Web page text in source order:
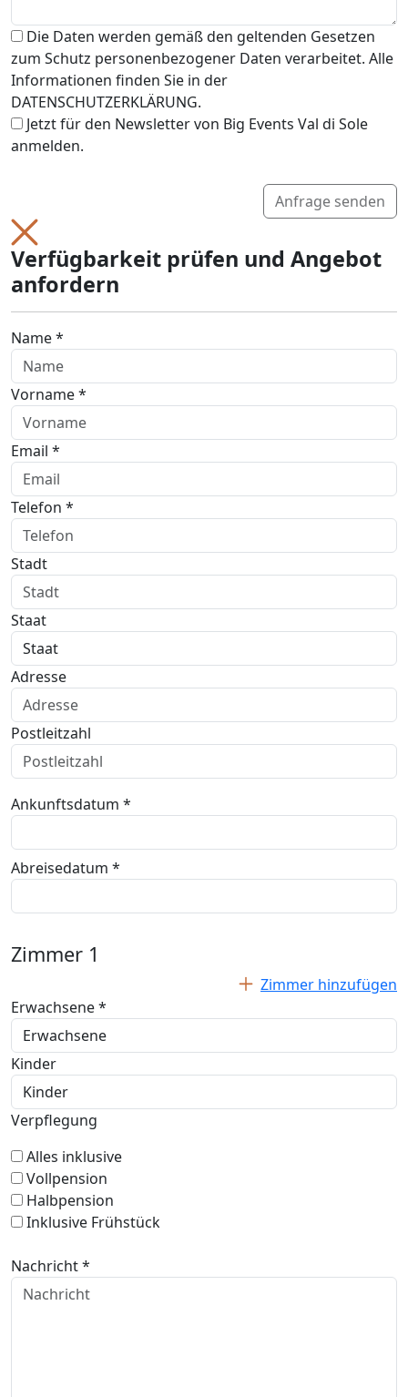
Die Daten werden gemäß den geltenden Gesetzen
zum Schutz personenbezogener Daten verarbeitet. Alle
Informationen finden Sie in der
DATENSCHUTZERKLÄRUNG.
Jetzt für den Newsletter von Big Events Val di Sole
anmelden.
Anfrage senden
Verfügbarkeit prüfen und Angebot
anfordern
Name *
Vorname *
Email *
Telefon *
Stadt
Staat
Adresse
Postleitzahl
Ankunftsdatum *
Abreisedatum *
Zimmer 1
Zimmer hinzufügen
Erwachsene *
Kinder
Verpflegung
Alles inklusive
Vollpension
Halbpension
Inklusive Frühstück
Nachricht *